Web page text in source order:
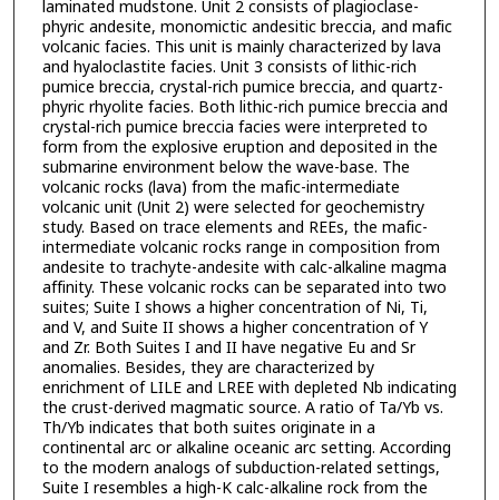
laminated mudstone. Unit 2 consists of plagioclase-
phyric andesite, monomictic andesitic breccia, and mafic
volcanic facies. This unit is mainly characterized by lava
and hyaloclastite facies. Unit 3 consists of lithic-rich
pumice breccia, crystal-rich pumice breccia, and quartz-
phyric rhyolite facies. Both lithic-rich pumice breccia and
crystal-rich pumice breccia facies were interpreted to
form from the explosive eruption and deposited in the
submarine environment below the wave-base. The
volcanic rocks (lava) from the mafic-intermediate
volcanic unit (Unit 2) were selected for geochemistry
study. Based on trace elements and REEs, the mafic-
intermediate volcanic rocks range in composition from
andesite to trachyte-andesite with calc-alkaline magma
affinity. These volcanic rocks can be separated into two
suites; Suite I shows a higher concentration of Ni, Ti,
and V, and Suite II shows a higher concentration of Y
and Zr. Both Suites I and II have negative Eu and Sr
anomalies. Besides, they are characterized by
enrichment of LILE and LREE with depleted Nb indicating
the crust-derived magmatic source. A ratio of Ta/Yb vs.
Th/Yb indicates that both suites originate in a
continental arc or alkaline oceanic arc setting. According
to the modern analogs of subduction-related settings,
Suite I resembles a high-K calc-alkaline rock from the